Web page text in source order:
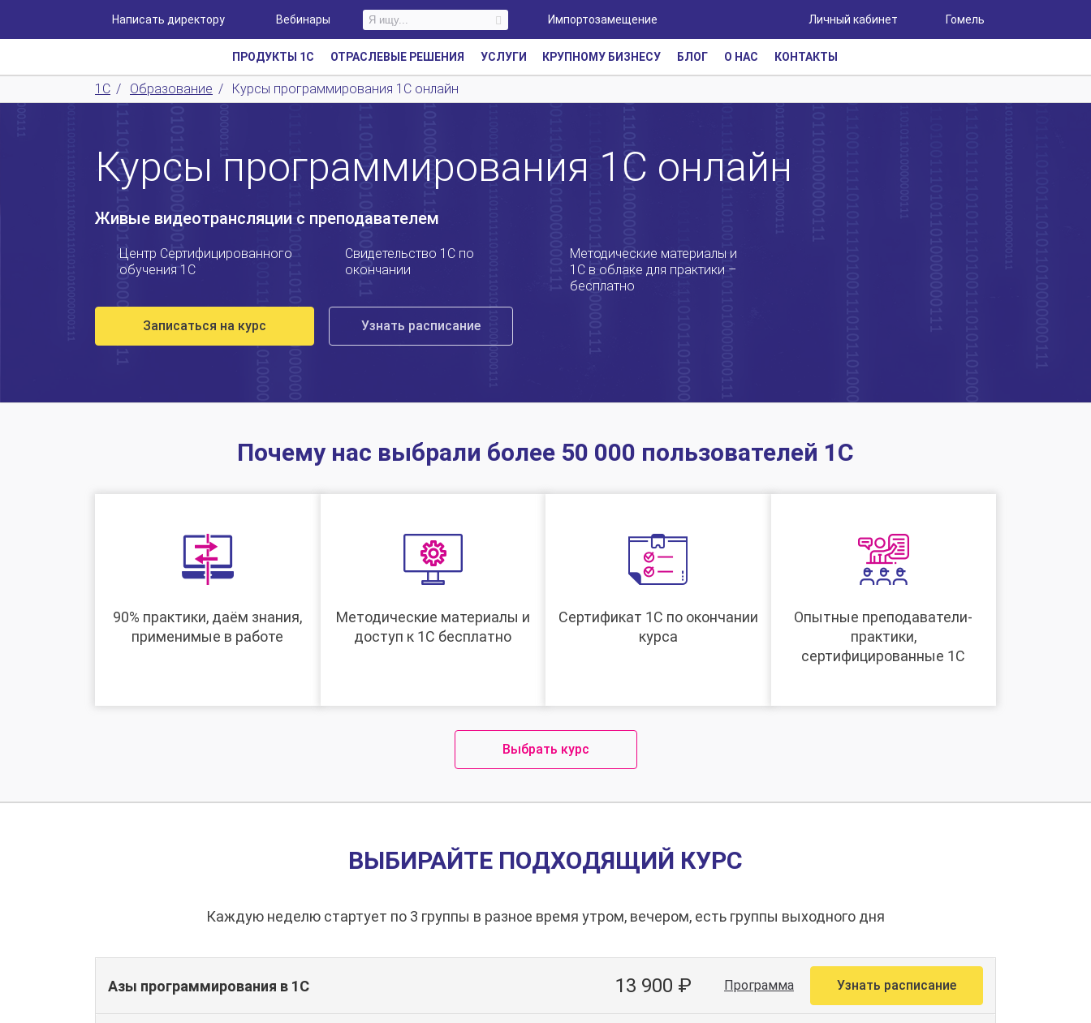
Написать директору Вебинары Импортозамещение Личный кабинет Гомель
ПРОДУКТЫ 1С ОТРАСЛЕВЫЕ РЕШЕНИЯ УСЛУГИ КРУПНОМУ БИЗНЕСУ БЛОГ О НАС КОНТАКТЫ
1С / Образование / Курсы программирования 1С онлайн
Курсы программирования 1С онлайн
Живые видеотрансляции с преподавателем
Центр Сертифицированного
обучения 1С
Свидетельство 1С по
окончании
Методические материалы и
1С в облаке для практики –
бесплатно
Записаться на курс Узнать расписание
Почему нас выбрали более 50 000 пользователей 1С
90% практики, даём знания,
применимые в работе
Методические материалы и
доступ к 1С бесплатно
Сертификат 1С по окончании
курса
Опытные преподаватели-
практики,
сертифицированные 1С
Выбрать курс
ВЫБИРАЙТЕ ПОДХОДЯЩИЙ КУРС
Каждую неделю стартует по 3 группы в разное время утром, вечером, есть группы выходного дня
Азы программирования в 1С 13 900 ₽ Программа Узнать расписание